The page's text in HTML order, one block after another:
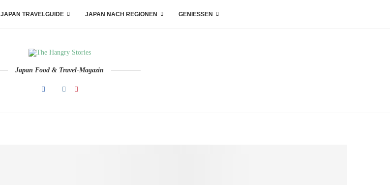
JAPAN TRAVELGUIDE JAPAN NACH REGIONEN GENIESSEN
Japan Food & Travel-Magazin